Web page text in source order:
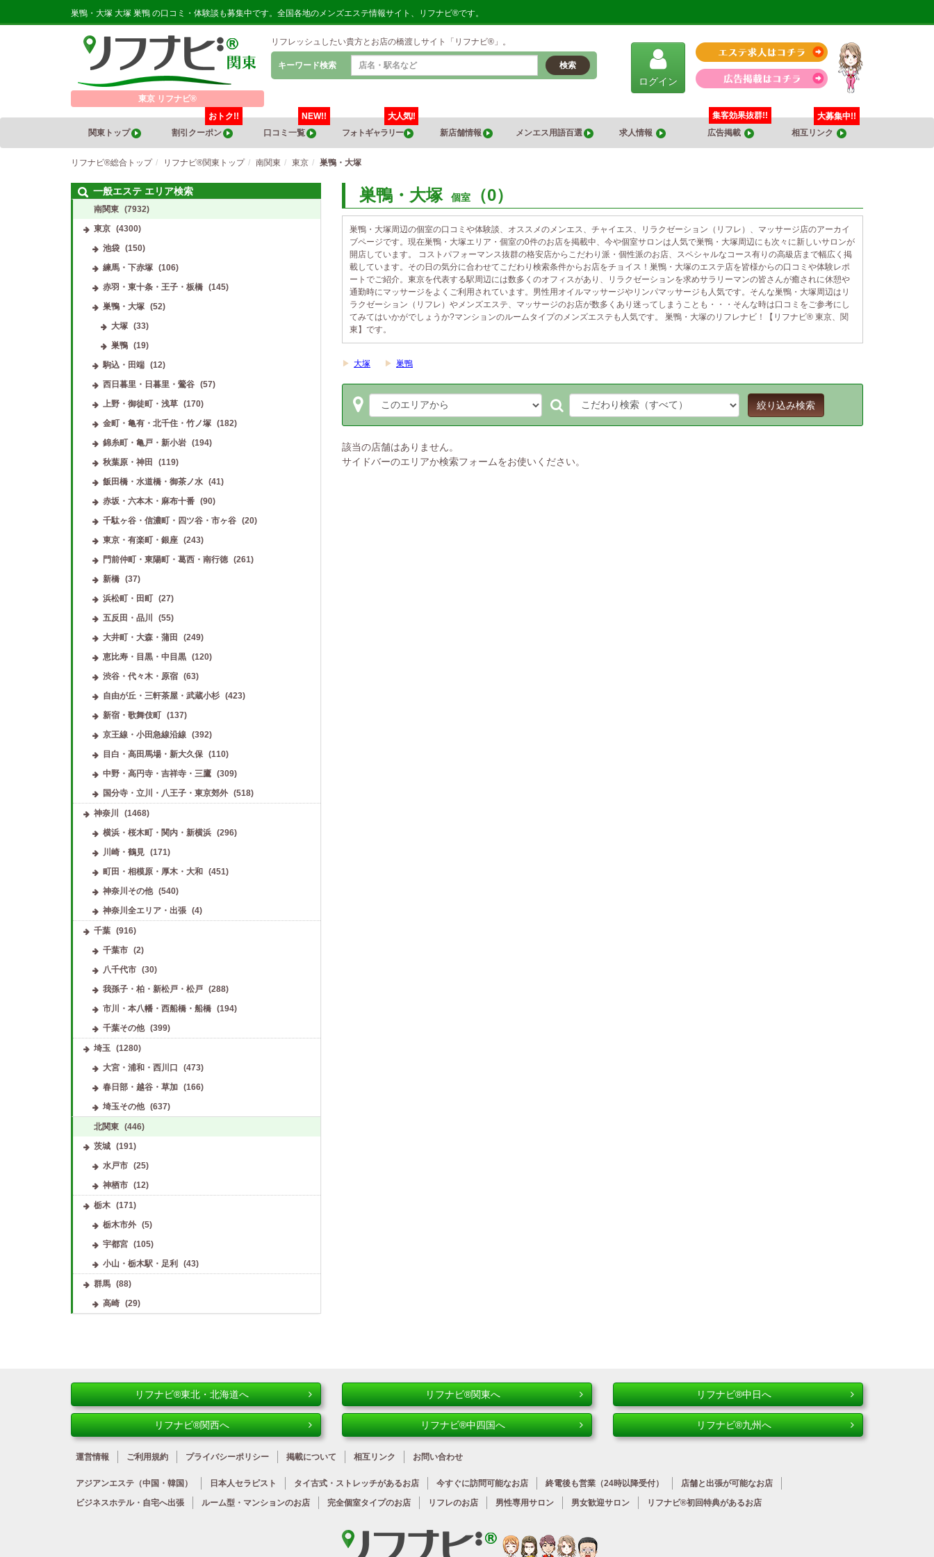
巣鴨・大塚 大塚 巣鴨 の口コミ・体験談も募集中です。全国各地のメンズエステ情報サイト、リフナビ®です。
東京 リフナビ®
リフレッシュしたい貴方とお店の橋渡しサイト「リフナビ®」。
キーワード検索 検索
ログイン
関東トップ 割引クーポン
おトク!!
口コミ一覧
NEW!!
フォトギャラリー
大人気!!
新店舗情報
メンエス用語百選 求人情報 広告掲載
集客効果抜群!!
相互リンク
大募集中!!
リフナビ®総合トップ リフナビ®関東トップ 南関東 東京 巣鴨・大塚
巣鴨・大塚 個室 （0）
巣鴨・大塚周辺の個室の口コミや体験談、オススメのメンエス、チャイエス、リラクゼーション（リフレ）、マッサージ店のアーカイ
ブページです。現在巣鴨・大塚エリア・個室の0件のお店を掲載中、今や個室サロンは人気で巣鴨・大塚周辺にも次々に新しいサロンが
開店しています。 コストパフォーマンス抜群の格安店からこだわり派・個性派のお店、スペシャルなコース有りの高級店まで幅広く掲
載しています。その日の気分に合わせてこだわり検索条件からお店をチョイス！巣鴨・大塚のエステ店を皆様からの口コミや体験レポ
ートでご紹介。東京を代表する駅周辺には数多くのオフィスがあり、リラクゼーションを求めサラリーマンの皆さんが癒されに休憩や
通勤時にマッサージをよくご利用されています。男性用オイルマッサージやリンパマッサージも人気です。そんな巣鴨・大塚周辺はリ
ラクゼーション（リフレ）やメンズエステ、マッサージのお店が数多くあり迷ってしまうことも・・・そんな時は口コミをご参考にし
てみてはいかがでしょうか?マンションのルームタイプのメンズエステも人気です。 巣鴨・大塚のリフレナビ！【リフナビ® 東京、関
東】です。
▶ 大塚 ▶ 巣鴨
絞り込み検索
該当の店舗はありません。
サイドバーのエリアか検索フォームをお使いください。
一般エステ エリア検索
南関東 (7932)
東京 (4300)
池袋
(150)
練馬・下赤塚
(106)
赤羽・東十条・王子・板橋
(145)
巣鴨・大塚
(52)
大塚 (33)
巣鴨 (19)
駒込・田端
(12)
西日暮里・日暮里・鶯谷
(57)
上野・御徒町・浅草
(170)
金町・亀有・北千住・竹ノ塚
(182)
錦糸町・亀戸・新小岩
(194)
秋葉原・神田
(119)
飯田橋・水道橋・御茶ノ水
(41)
赤坂・六本木・麻布十番
(90)
千駄ヶ谷・信濃町・四ツ谷・市ヶ谷
(20)
東京・有楽町・銀座
(243)
門前仲町・東陽町・葛西・南行徳
(261)
新橋
(37)
浜松町・田町
(27)
五反田・品川
(55)
大井町・大森・蒲田
(249)
恵比寿・目黒・中目黒
(120)
渋谷・代々木・原宿
(63)
自由が丘・三軒茶屋・武蔵小杉
(423)
新宿・歌舞伎町
(137)
京王線・小田急線沿線
(392)
目白・高田馬場・新大久保
(110)
中野・高円寺・吉祥寺・三鷹
(309)
国分寺・立川・八王子・東京郊外
(518)
神奈川
(1468)
横浜・桜木町・関内・新横浜
(296)
川崎・鶴見
(171)
町田・相模原・厚木・大和
(451)
神奈川その他
(540)
神奈川全エリア・出張
(4)
千葉 (916)
千葉市
(2)
八千代市
(30)
我孫子・柏・新松戸・松戸
(288)
市川・本八幡・西船橋・船橋
(194)
千葉その他
(399)
埼玉
(1280)
大宮・浦和・西川口
(473)
春日部・越谷・草加
(166)
埼玉その他
(637)
北関東 (446)
茨城 (191)
水戸市
(25)
神栖市
(12)
栃木 (171)
栃木市外
(5)
宇都宮
(105)
小山・栃木駅・足利
(43)
群馬 (88)
高崎
(29)
リフナビ®東北・北海道へ リフナビ®関東へ リフナビ®中日へ
リフナビ®関西へ リフナビ®中四国へ リフナビ®九州へ
運営情報 ご利用規約 プライバシーポリシー 掲載について 相互リンク お問い合わせ
アジアンエステ （中国・韓国） 日本人セラピスト タイ古式・ストレッチがあるお店 今すぐに訪問可能なお店 終電後も営業 （24時以降受付） 店舗と出張が可能なお店
ビジネスホテル・ 自宅へ出張 ルーム型・ マンションのお店 完全個室タイプのお店 リフレのお店 男性専用サロン 男女歓迎サロン リフナビ®初回特典があるお店